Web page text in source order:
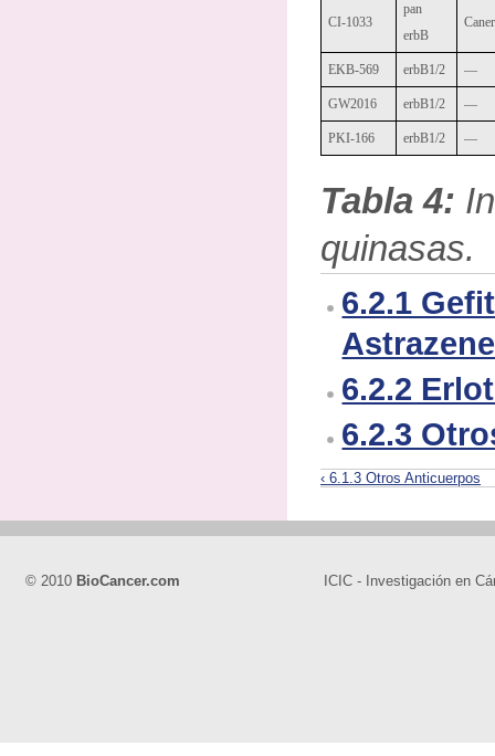
CI-1033
pan
erbB
EKB-569 erbB1/2 —
GW2016 erbB1/2 —
PKI-166 erbB1/2 —
Tabla 4:
quinasas.
6.2.1
6.2.2
6.2.3
‹ 6.1.3 Otros Anticuerpos
© 2010 BioCancer.com ICIC - Investigación en